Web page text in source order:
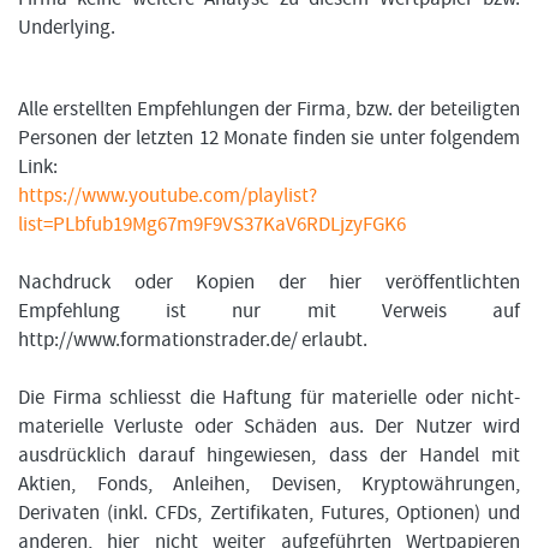
Underlying.
Alle erstellten Empfehlungen der Firma, bzw. der beteiligten
Personen der letzten 12 Monate finden sie unter folgendem
Link:
https://www.youtube.com/playlist?
list=PLbfub19Mg67m9F9VS37KaV6RDLjzyFGK6
Nachdruck oder Kopien der hier veröffentlichten
Empfehlung ist nur mit Verweis auf
http://www.formationstrader.de/ erlaubt.
Die Firma schliesst die Haftung für materielle oder nicht-
materielle Verluste oder Schäden aus. Der Nutzer wird
ausdrücklich darauf hingewiesen, dass der Handel mit
Aktien, Fonds, Anleihen, Devisen, Kryptowährungen,
Derivaten (inkl. CFDs, Zertifikaten, Futures, Optionen) und
anderen, hier nicht weiter aufgeführten Wertpapieren